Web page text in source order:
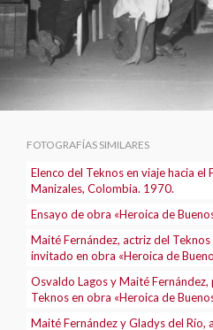
FOTOGRAFÍAS SIMILARES
Elenco del Teknos en viaje hacia
Manizales, Colombia. 1970.
Ensayo de obra «Heroica de
Maité Fernández, actriz del
invitado en obra «Heroica de
Osvaldo Lagos y Maité
Teknos en obra «Heroica de
Maité Fernández y Gladys del Río,